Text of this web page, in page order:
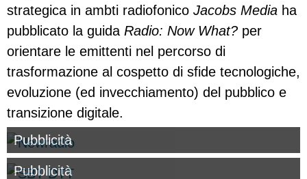
strategica in ambti radiofonico Jacobs Media ha
pubblicato la guida Radio: Now What? per
orientare le emittenti nel percorso di
trasformazione al cospetto di sfide tecnologiche,
evoluzione (ed invecchiamento) del pubblico e
transizione digitale.
Pubblicità
Pubblicità